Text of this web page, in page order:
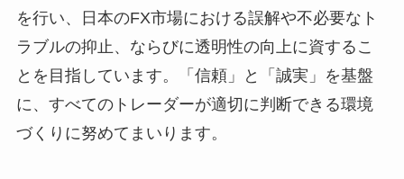
を行い、日本のFX市場における誤解や不必要なト
ラブルの抑止、ならびに透明性の向上に資するこ
とを目指しています。「信頼」と「誠実」を基盤
に、すべてのトレーダーが適切に判断できる環境
づくりに努めてまいります。